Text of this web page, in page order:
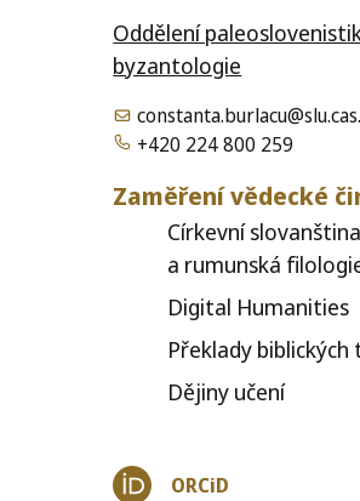
Oddělení
byzantologie
+420 224 800 259
Zaměření vědecké
Církevní slo­van­šti­na
a rumun­ská
Digital Humanities
Překlady
Dějiny uče­ní
ORCiD